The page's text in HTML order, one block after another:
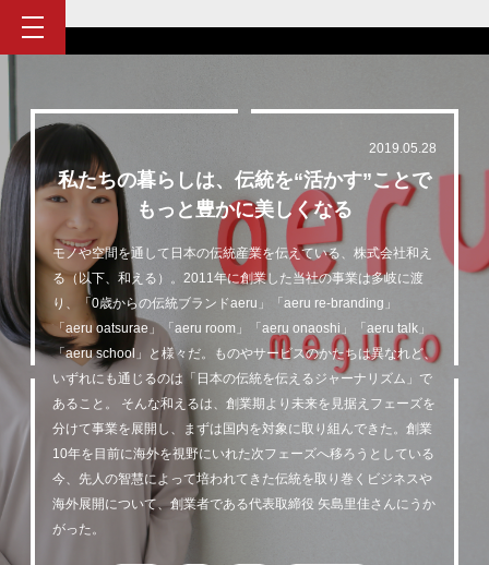
2019.05.28
私たちの暮らしは、伝統を“活かす”ことで
もっと豊かに美しくなる
モノや空間を通して日本の伝統産業を伝えている、株式会社和え
る（以下、和える）。2011年に創業した当社の事業は多岐に渡
り、「0歳からの伝統ブランドaeru」「aeru re-branding」
「aeru oatsurae」「aeru room」「aeru onaoshi」「aeru talk」
「aeru school」と様々だ。ものやサービスのかたちは異なれど、
いずれにも通じるのは「日本の伝統を伝えるジャーナリズム」で
あること。
そんな和えるは、創業期より未来を見据えフェーズを
分けて事業を展開し、まずは国内を対象に取り組んできた。創業
10年を目前に海外を視野にいれた次フェーズへ移ろうとしている
今、先人の智慧によって培われてきた伝統を取り巻くビジネスや
海外展開について、創業者である代表取締役 矢島里佳さんにうか
がった。